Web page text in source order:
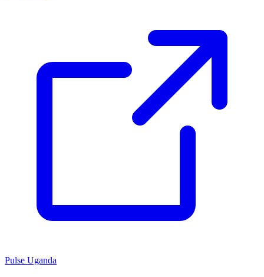
Pulse Uganda